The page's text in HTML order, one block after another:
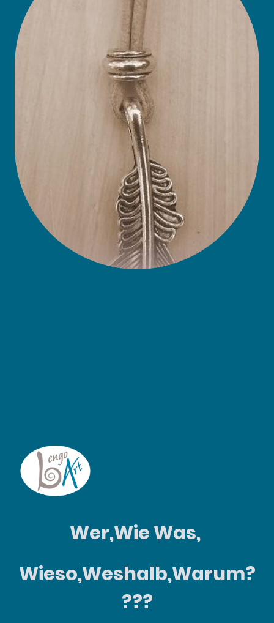
Wer,Wie Was,
Wieso,Weshalb,Warum?
???